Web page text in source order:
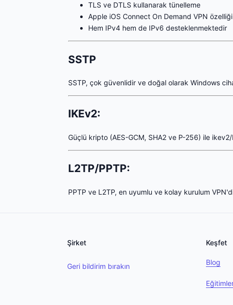
TLS ve DTLS kullanarak tünelleme
Apple iOS Connect On Demand VPN
Hem IPv4 hem de IPv6 desteklenmektedir
SSTP
SSTP, çok güvenlidir ve doğal olarak Windows
IKEv2:
Güçlü kripto (AES-GCM, SHA2 ve P-256) ile
L2TP/PPTP:
PPTP ve L2TP, en uyumlu ve kolay kurulum
Şirket
Geri bildirim bırakın
Keşfet
Blog